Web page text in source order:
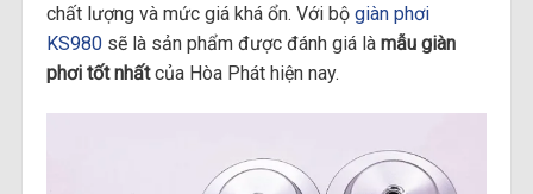
chất lượng và mức giá khá ổn. Với bộ giàn phơi
KS980sẽ là sản phẩm được đánh giá là mẫu giàn
phơi tốt nhấtcủa Hòa Phát hiện nay.